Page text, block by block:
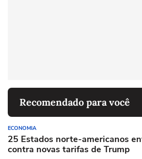
Recomendado para você
ECONOMIA
25 Estados norte-americanos
contra novas tarifas de Trump